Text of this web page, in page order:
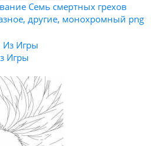
Семь смертных грехов
другие, монохромный png
Игры